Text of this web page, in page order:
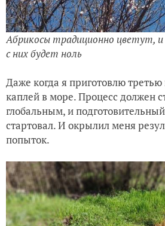
Абрикосы традиционно цветут,
с них будет ноль
Даже когда я приготовлю третью
каплей в море. Процесс должен
глобальным, и
стартовал. И окрылил меня
попыток.